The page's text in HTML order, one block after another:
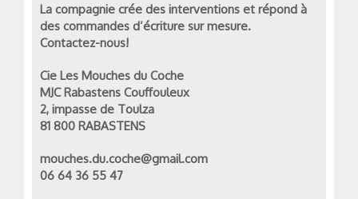
La compagnie crée des interventions et répond à
des commandes d’écriture sur mesure.
Contactez-nous!
Cie Les Mouches du Coche
MJC Rabastens Couffouleux
2, impasse de Toulza
81 800 RABASTENS
mouches.du.coche@gmail.com
06 64 36 55 47